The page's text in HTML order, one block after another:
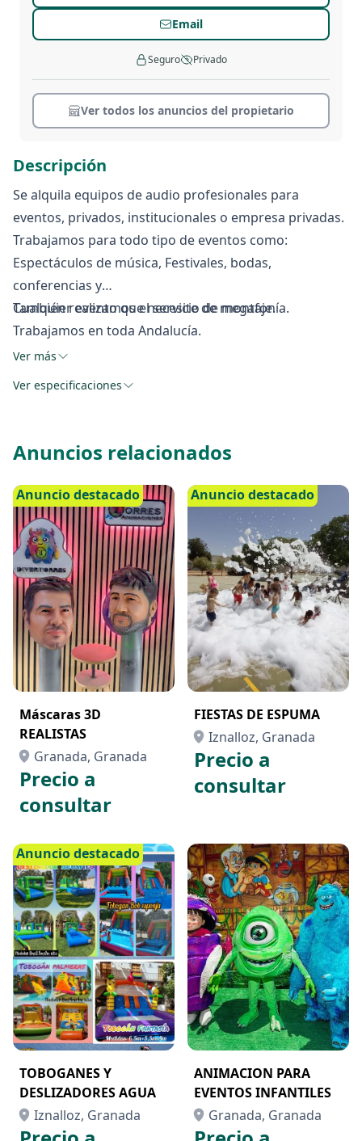
Descripción
Se alquila equipos de audio profesionales para
eventos, privados, institucionales o empresa privadas.
Trabajamos para todo tipo de eventos como:
Espectáculos de música, Festivales, bodas,
conferencias y
Cualquier evento que necesite de megafonía.
También realizamos el servicio de montaje.
Trabajamos en toda Andalucía.
Ver más
Ver especificaciones
Email
Seguro Privado
Ver todos los anuncios del propietario
Anuncios relacionados
Anuncio destacado
Máscaras 3D
REALISTAS
Granada, Granada
Precio a
consultar
Anuncio destacado
FIESTAS DE ESPUMA
Iznalloz, Granada
Precio a
consultar
Anuncio destacado
TOBOGANES Y
DESLIZADORES AGUA
Iznalloz, Granada
ANIMACION PARA
EVENTOS INFANTILES
Granada, Granada